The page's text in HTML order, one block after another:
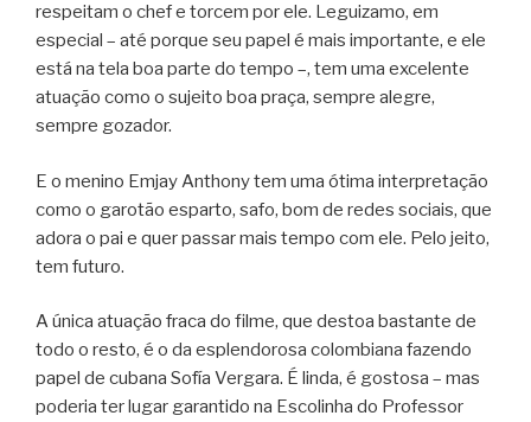
respeitam o chef e torcem por ele. Leguizamo, em
especial – até porque seu papel é mais importante, e ele
está na tela boa parte do tempo –, tem uma excelente
atuação como o sujeito boa praça, sempre alegre,
sempre gozador.
E o menino Emjay Anthony tem uma ótima interpretação
como o garotão esparto, safo, bom de redes sociais, que
adora o pai e quer passar mais tempo com ele. Pelo jeito,
tem futuro.
A única atuação fraca do filme, que destoa bastante de
todo o resto, é o da esplendorosa colombiana fazendo
papel de cubana Sofía Vergara. É linda, é gostosa – mas
poderia ter lugar garantido na Escolinha do Professor